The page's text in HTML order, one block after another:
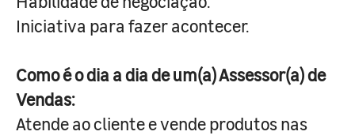
Iniciativa para fazer acontecer.
Como é o dia a dia de um(a) Assessor(a) de
Vendas:
Atende ao cliente e vende produtos nas